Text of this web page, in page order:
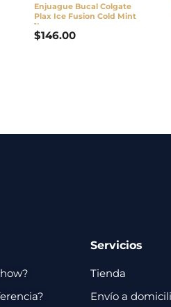
Enjuague Bucal Colgate
Plax Ice Fusion Cold Mint
1L
$146.00
Servicios
Tienda
Envío a